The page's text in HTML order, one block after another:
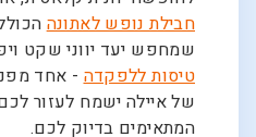
חבילת נופש לאתונה
שמחפש יעד יווני שקט
טיסות ללפקדה - אחד
של איילה ישמח לעזור
המתאימים בדיוק לכם.